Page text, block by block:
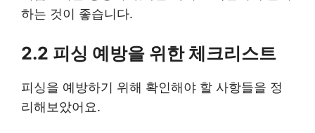
하는 것이 좋습니다.
2.2 피싱 예방을 위한 체크리스트
피싱을 예방하기 위해 확인해야 할 사항들을 정
리해보았어요.